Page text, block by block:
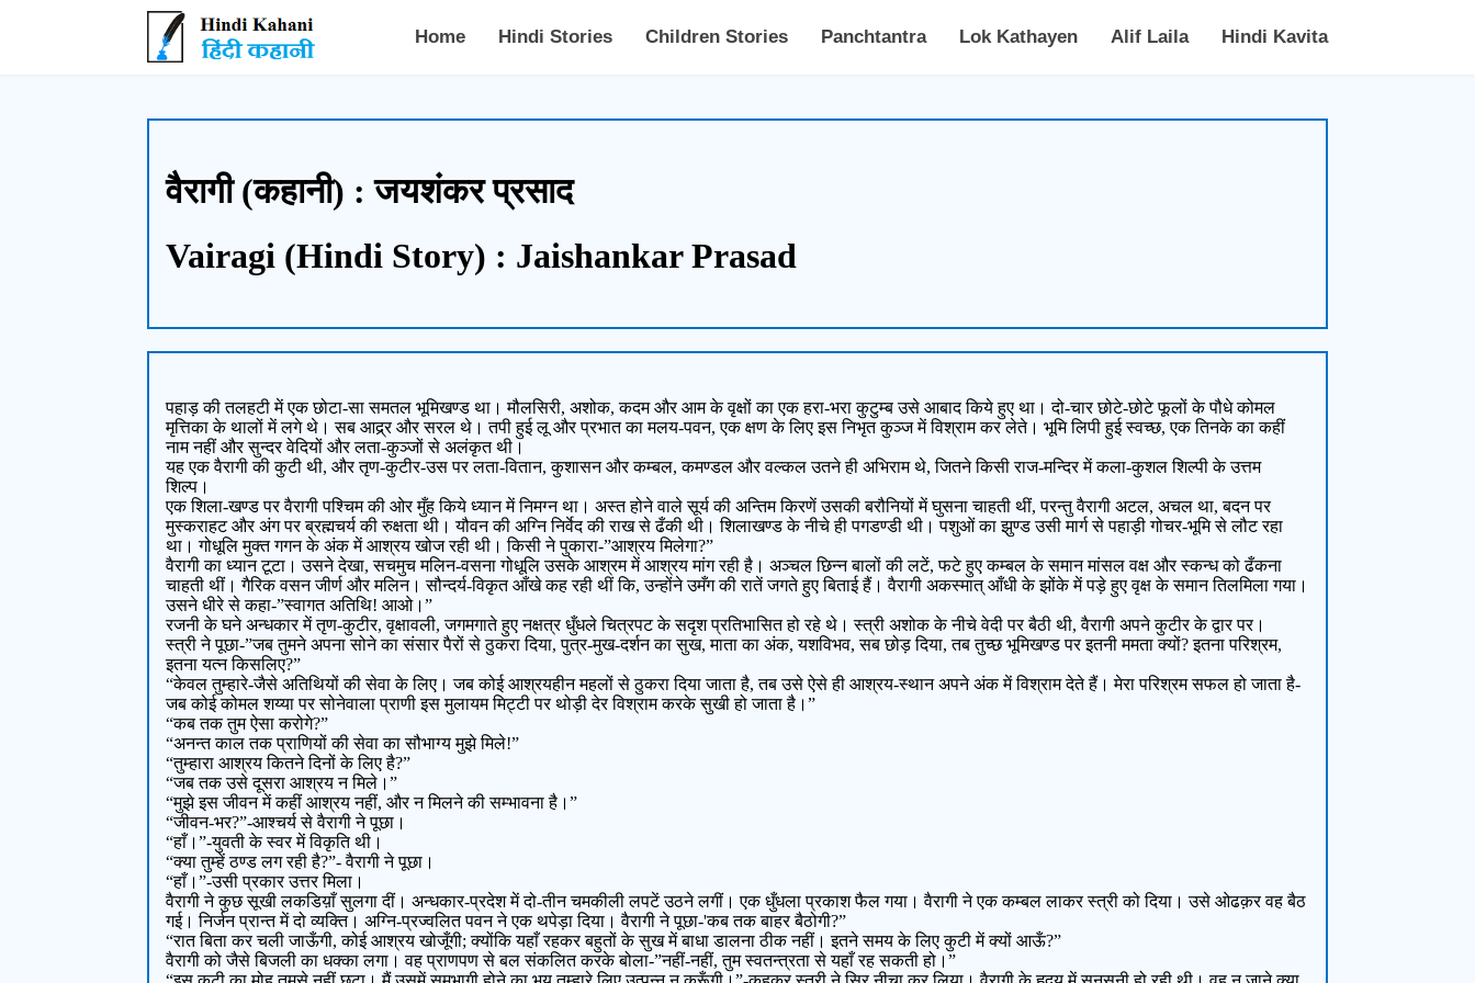
Hindi Kahani - हिंदी कहानी
Home Hindi Stories Children Stories Panchtantra Lok Kathayen Alif Laila Hindi Kavita
वैरागी (कहानी) : जयशंकर प्रसाद
Vairagi (Hindi Story) : Jaishankar Prasad
पहाड़ की तलहटी में एक छोटा-सा समतल भूमिखण्ड था। मौलसिरी, अशोक, कदम और आम के वृक्षों का एक हरा-भरा कुटुम्ब उसे आबाद किये हुए था। दो-चार छोटे-छोटे फूलों के पौधे कोमल
मृत्तिका के थालों में लगे थे। सब आद्र्र और सरल थे। तपी हुई लू और प्रभात का मलय-पवन, एक क्षण के लिए इस निभृत कुञ्ज में विश्राम कर लेते। भूमि लिपी हुई स्वच्छ, एक तिनके का कहीं
नाम नहीं और सुन्दर वेदियों और लता-कुञ्जों से अलंकृत थी।
यह एक वैरागी की कुटी थी, और तृण-कुटीर-उस पर लता-वितान, कुशासन और कम्बल, कमण्डल और वल्कल उतने ही अभिराम थे, जितने किसी राज-मन्दिर में कला-कुशल शिल्पी के उत्तम
शिल्प।
एक शिला-खण्ड पर वैरागी पश्चिम की ओर मुँह किये ध्यान में निमग्न था। अस्त होने वाले सूर्य की अन्तिम किरणें उसकी बरौनियों में घुसना चाहती थीं, परन्तु वैरागी अटल, अचल था, बदन पर
मुस्कराहट और अंग पर ब्रह्मचर्य की रुक्षता थी। यौवन की अग्नि निर्वेद की राख से ढँकी थी। शिलाखण्ड के नीचे ही पगडण्डी थी। पशुओं का झुण्ड उसी मार्ग से पहाड़ी गोचर-भूमि से लौट रहा
था। गोधूलि मुक्त गगन के अंक में आश्रय खोज रही थी। किसी ने पुकारा-”आश्रय मिलेगा?”
वैरागी का ध्यान टूटा। उसने देखा, सचमुच मलिन-वसना गोधूलि उसके आश्रम में आश्रय मांग रही है। अञ्चल छिन्न बालों की लटें, फटे हुए कम्बल के समान मांसल वक्ष और स्कन्ध को ढँकना
चाहती थीं। गैरिक वसन जीर्ण और मलिन। सौन्दर्य-विकृत आँखे कह रही थीं कि, उन्होंने उमँग की रातें जगते हुए बिताई हैं। वैरागी अकस्मात् आँधी के झोंके में पड़े हुए वृक्ष के समान तिलमिला गया।
उसने धीरे से कहा-”स्वागत अतिथि! आओ।”
रजनी के घने अन्धकार में तृण-कुटीर, वृक्षावली, जगमगाते हुए नक्षत्र धुँधले चित्रपट के सदृश प्रतिभासित हो रहे थे। स्त्री अशोक के नीचे वेदी पर बैठी थी, वैरागी अपने कुटीर के द्वार पर।
स्त्री ने पूछा-”जब तुमने अपना सोने का संसार पैरों से ठुकरा दिया, पुत्र-मुख-दर्शन का सुख, माता का अंक, यशविभव, सब छोड़ दिया, तब तुच्छ भूमिखण्ड पर इतनी ममता क्यों? इतना परिश्रम,
इतना यत्न किसलिए?”
“केवल तुम्हारे-जैसे अतिथियों की सेवा के लिए। जब कोई आश्रयहीन महलों से ठुकरा दिया जाता है, तब उसे ऐसे ही आश्रय-स्थान अपने अंक में विश्राम देते हैं। मेरा परिश्रम सफल हो जाता है-
जब कोई कोमल शय्या पर सोनेवाला प्राणी इस मुलायम मिट्टी पर थोड़ी देर विश्राम करके सुखी हो जाता है।”
“कब तक तुम ऐसा करोगे?”
“अनन्त काल तक प्राणियों की सेवा का सौभाग्य मुझे मिले!”
“तुम्हारा आश्रय कितने दिनों के लिए है?”
“जब तक उसे दूसरा आश्रय न मिले।”
“मुझे इस जीवन में कहीं आश्रय नहीं, और न मिलने की सम्भावना है।”
“जीवन-भर?”-आश्चर्य से वैरागी ने पूछा।
“हाँ।”-युवती के स्वर में विकृति थी।
“क्या तुम्हें ठण्ड लग रही है?”- वैरागी ने पूछा।
“हाँ।”-उसी प्रकार उत्तर मिला।
वैरागी ने कुछ सूखी लकडिय़ाँ सुलगा दीं। अन्धकार-प्रदेश में दो-तीन चमकीली लपटें उठने लगीं। एक धुँधला प्रकाश फैल गया। वैरागी ने एक कम्बल लाकर स्त्री को दिया। उसे ओढक़र वह बैठ
गई। निर्जन प्रान्त में दो व्यक्ति। अग्नि-प्रज्वलित पवन ने एक थपेड़ा दिया। वैरागी ने पूछा-'कब तक बाहर बैठोगी?”
“रात बिता कर चली जाऊँगी, कोई आश्रय खोजूँगी; क्योंकि यहाँ रहकर बहुतों के सुख में बाधा डालना ठीक नहीं। इतने समय के लिए कुटी में क्यों आऊँ?”
वैरागी को जैसे बिजली का धक्का लगा। वह प्राणपण से बल संकलित करके बोला-”नहीं-नहीं, तुम स्वतन्त्रता से यहाँ रह सकती हो।”